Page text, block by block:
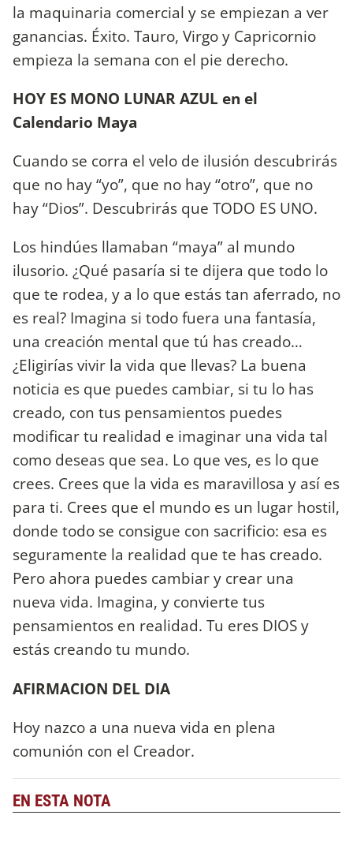
la maquinaria comercial y se empiezan a ver
ganancias. Éxito. Tauro, Virgo y Capricornio
empieza la semana con el pie derecho.
HOY ES MONO LUNAR AZUL en el
Calendario Maya
Cuando se corra el velo de ilusión descubrirás
que no hay “yo”, que no hay “otro”, que no
hay “Dios”. Descubrirás que TODO ES UNO.
Los hindúes llamaban “maya” al mundo
ilusorio. ¿Qué pasaría si te dijera que todo lo
que te rodea, y a lo que estás tan aferrado, no
es real? Imagina si todo fuera una fantasía,
una creación mental que tú has creado…
¿Eligirías vivir la vida que llevas? La buena
noticia es que puedes cambiar, si tu lo has
creado, con tus pensamientos puedes
modificar tu realidad e imaginar una vida tal
como deseas que sea. Lo que ves, es lo que
crees. Crees que la vida es maravillosa y así es
para ti. Crees que el mundo es un lugar hostil,
donde todo se consigue con sacrificio: esa es
seguramente la realidad que te has creado.
Pero ahora puedes cambiar y crear una
nueva vida. Imagina, y convierte tus
pensamientos en realidad. Tu eres DIOS y
estás creando tu mundo.
AFIRMACION DEL DIA
Hoy nazco a una nueva vida en plena
comunión con el Creador.
EN ESTA NOTA